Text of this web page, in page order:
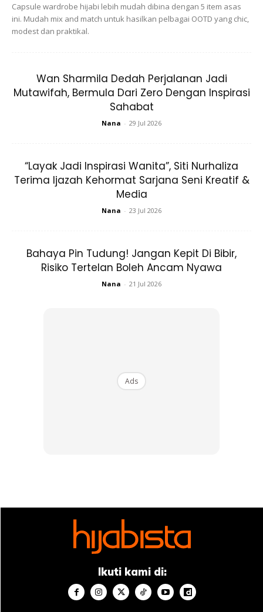
Sahkah wudhu dan mandi wajib jika
Capsule wardrobe hijabi lebih mudah dibina dengan 5 item asas
ini. Mudah mix and match untuk hasilkan pelbagai OOTD yang chic,
modest dan praktikal.
Wan Sharmila Dedah Perjalanan Jadi
Mutawifah, Bermula Dari Zero Dengan Inspirasi
Sahabat
Nana - 29 Jul 2026
“Layak Jadi Inspirasi Wanita”, Siti Nurhaliza
Terima Ijazah Kehormat Sarjana Seni Kreatif &
Media
Nana - 23 Jul 2026
Bahaya Pin Tudung! Jangan Kepit Di Bibir,
Risiko Tertelan Boleh Ancam Nyawa
Nana - 21 Jul 2026
Ads
Ikuti kami di: